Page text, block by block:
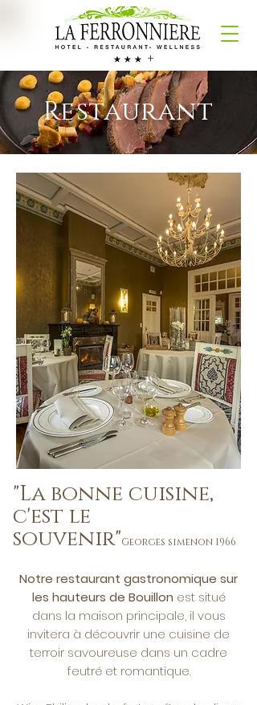
+
Restaurant
"La bonne cuisine,
c'est le
souvenir"Georges simenon 1966
Notre restaurant gastronomique sur
les hauteurs de Bouillon est situé
dans la maison principale, il vous
invitera à découvrir une cuisine de
terroir savoureuse dans un cadre
feutré et romantique.